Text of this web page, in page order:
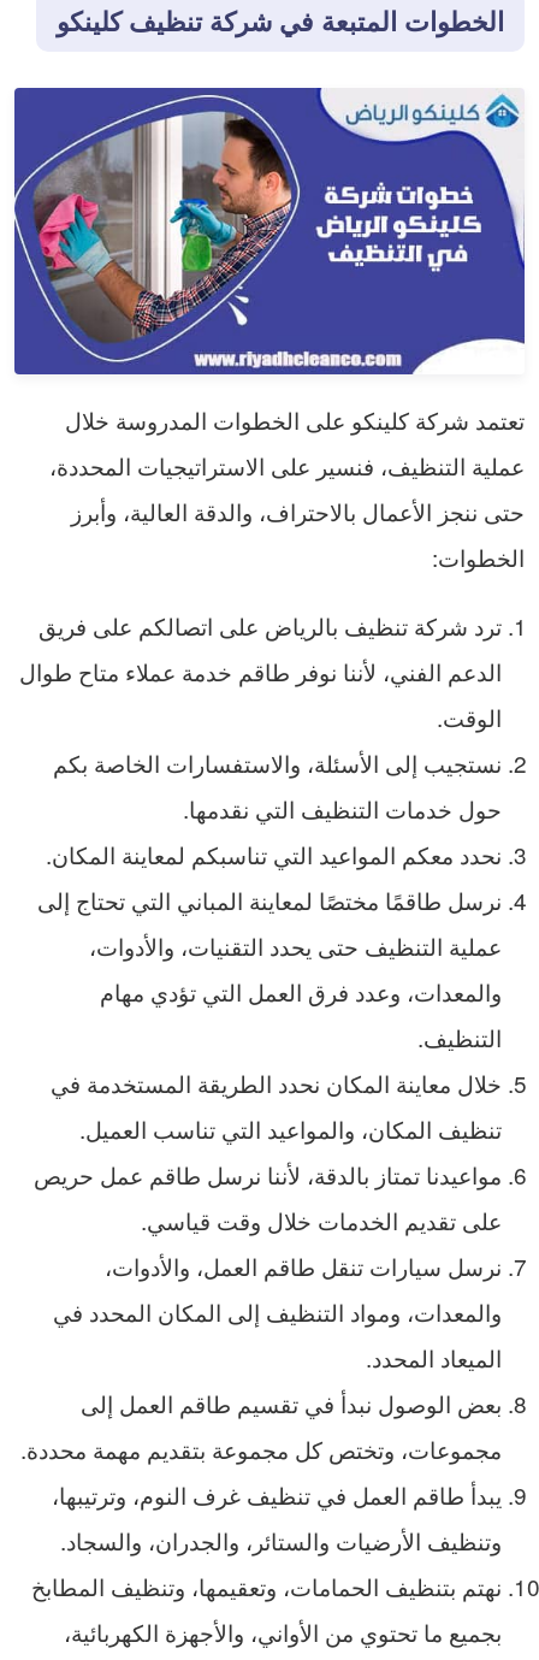
الخطوات المتبعة في شركة تنظيف كلينكو
تعتمد شركة كلينكو على الخطوات المدروسة خلال
عملية التنظيف، فنسير على الاستراتيجيات المحددة،
حتى ننجز الأعمال بالاحتراف، والدقة العالية، وأبرز
الخطوات:
ترد شركة تنظيف بالرياض على اتصالكم على فريق
الدعم الفني، لأننا نوفر طاقم خدمة عملاء متاح طوال
الوقت.
نستجيب إلى الأسئلة، والاستفسارات الخاصة بكم
حول خدمات التنظيف التي نقدمها.
نحدد معكم المواعيد التي تناسبكم لمعاينة المكان.
نرسل طاقمًا مختصًا لمعاينة المباني التي تحتاج إلى
عملية التنظيف حتى يحدد التقنيات، والأدوات،
والمعدات، وعدد فرق العمل التي تؤدي مهام
التنظيف.
خلال معاينة المكان نحدد الطريقة المستخدمة في
تنظيف المكان، والمواعيد التي تناسب العميل.
مواعيدنا تمتاز بالدقة، لأننا نرسل طاقم عمل حريص
على تقديم الخدمات خلال وقت قياسي.
نرسل سيارات تنقل طاقم العمل، والأدوات،
والمعدات، ومواد التنظيف إلى المكان المحدد في
الميعاد المحدد.
بعض الوصول نبدأ في تقسيم طاقم العمل إلى
مجموعات، وتختص كل مجموعة بتقديم مهمة محددة.
يبدأ طاقم العمل في تنظيف غرف النوم، وترتيبها،
وتنظيف الأرضيات والستائر، والجدران، والسجاد.
نهتم بتنظيف الحمامات، وتعقيمها، وتنظيف المطابخ
بجميع ما تحتوي من الأواني، والأجهزة الكهربائية،